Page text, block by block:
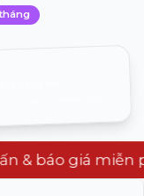
giá miễn phí.
báo giá miễn phí